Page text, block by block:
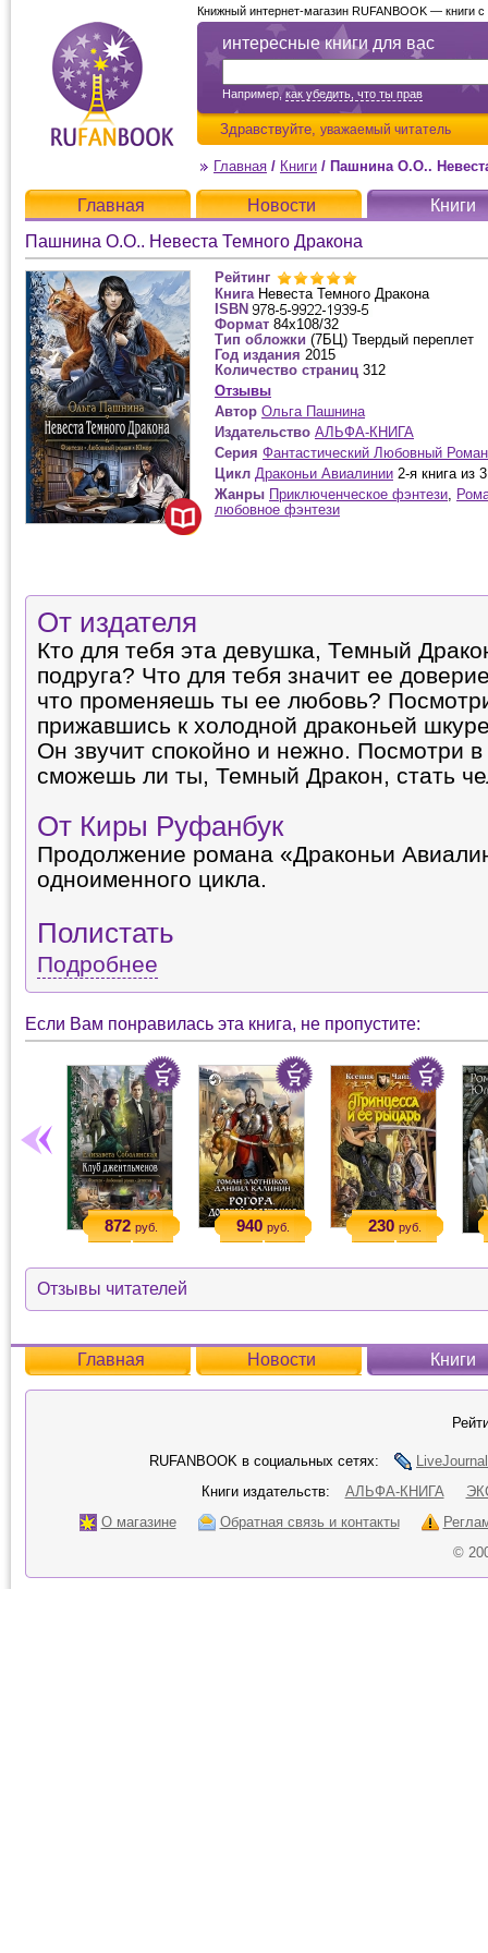
интересные книги для вас
Например,как убедить, что ты прав
Здравствуйте, уважаемый читатель
Книжный интернет-магазин RUFANBOOK — книги
Главная / Книги / Пашнина О.О..
Главная Новости
Книги
Пашнина О.О.. Невеста Темного Дракона
Рейтинг
Книга Невеста Темного Дракона
ISBN
Формат 84х108/32
Тип обложки (7БЦ) Твердый переплет
Год издания 2015
Количество страниц 312
Отзывы
Автор Ольга Пашнина
Издательство АЛЬФА-КНИГА
Серия Фантастический Любовный Роман
Цикл Драконьи Авиалинии 2-я книга из 3
Жанры Приключенческое фэнтези,
любовное фэнтези
От издателя
Кто для тебя эта девушка, Темный
подруга? Что для тебя значит ее
что променяешь ты ее любовь?
прижавшись к холодной драконьей
Он звучит спокойно и нежно. Посмотри в
сможешь ли ты, Темный Дракон, стать
От Киры Руфанбук
Продолжение романа «Драконьи
одноименного цикла.
Полистать
Подробнее
Если Вам понравилась эта книга, не пропустите:
872 руб. 940 руб. 230 руб.
Отзывы читателей
Главная Новости Книги
RUFANBOOK в социальных сетях:
LiveJournal
Книги издательств:
АЛЬФА-КНИГА
О магазине
Обратная связь и контакты
©